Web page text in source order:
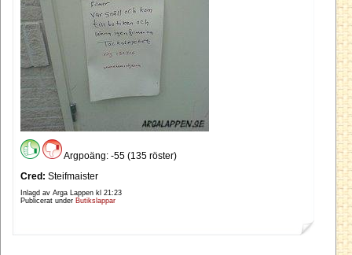
Argpoäng: -55 (135 röster)
Cred: Steifmaister
Inlagd av Arga Lappen kl 21:23
Publicerat under Butikslappar